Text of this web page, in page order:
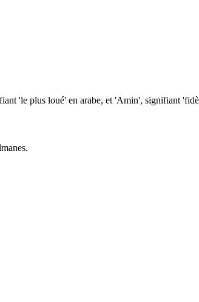
'le plus loué' en arabe, et 'Amin', signifiant